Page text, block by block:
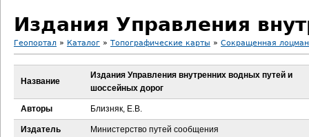
В
з
Геопортал » Каталог » Топографические карты » Сокращенная
Название
Издания Управления внутренних водных путей и
шоссейных дорог
Авторы Близняк, Е.В.
Издатель Министерство путей сообщения